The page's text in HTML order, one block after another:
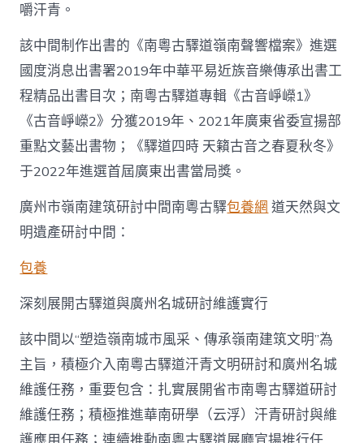
嚼汗青。
該中間制作出書的《南粵古驛道嶺南聲響檔案》進選
國度消息出書署2019年中華平易近族音樂傳承出書工
程精品出書目次；南粵古驛道專輯《古音崢嶸1》
《古音崢嶸2》分獲2019年、2021年廣東省委宣揚部
重點文藝出書物；《驛道四時 天籟古音之春夏秋冬》
于2022年進選首屆廣東出書當局獎。
廣州市嶺南建筑研討中間南粵古驛包養網 道天然與文
明遺產研討中間：
包養
深刻展開古驛道與廣州名城研討維護實行
該中間以“塑造嶺南城市風采、傳承嶺南建筑文明”為
主旨，積極介入南粵古驛道汗青文明研討和廣州名城
維護任務，重要包含：扎實展開省市南粵古驛道研討
維護任務；積極推進華南研學（云浮）汗青研討與維